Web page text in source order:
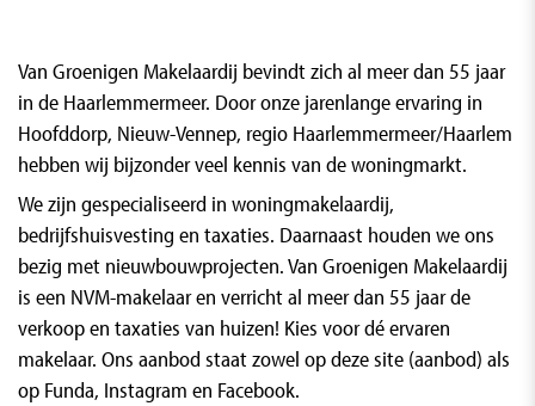
Van Groenigen Makelaardij bevindt zich al meer dan 55 jaar
in de Haarlemmermeer. Door onze jarenlange ervaring in
Hoofddorp, Nieuw-Vennep, regio Haarlemmermeer/Haarlem
hebben wij bijzonder veel kennis van de woningmarkt.
We zijn gespecialiseerd in woningmakelaardij,
bedrijfshuisvesting en taxaties. Daarnaast houden we ons
bezig met nieuwbouwprojecten. Van Groenigen Makelaardij
is een NVM-makelaar en verricht al meer dan 55 jaar de
verkoop en taxaties van huizen! Kies voor dé ervaren
makelaar. Ons aanbod staat zowel op deze site (aanbod) als
op Funda, Instagram en Facebook.